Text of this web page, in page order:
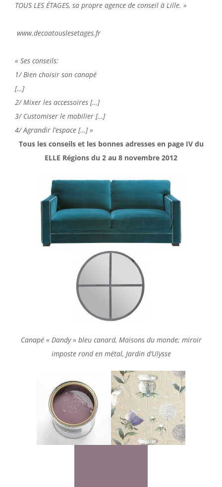
TOUS LES ÉTAGES, sa propre agence de conseil à Lille. »
www.decoatouslesetages.fr
« Ses conseils:
1/ Bien choisir son canapé
[…]
2/ Mixer les accessoires […]
3/ Customiser le mobilier […]
4/ Agrandir l’espace […] »
Tous les conseils et les bonnes adresses en page IV du
ELLE Régions du 2 au 8 novembre 2012
Canapé « Dandy » bleu canard, Maisons du monde; miroir
imposte rond en métal, Jardin d’Ulysse